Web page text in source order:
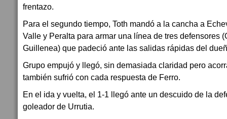
frentazo.
Para el segundo tiempo, Toth mandó a la cancha a
Valle y Peralta para armar una línea de tres defensores
Guillenea) que padeció ante las salidas rápidas del
Grupo empujó y llegó, sin demasiada claridad pero
también sufrió con cada respuesta de Ferro.
En el ida y vuelta, el 1-1 llegó ante un descuido de la
goleador de Urrutia.